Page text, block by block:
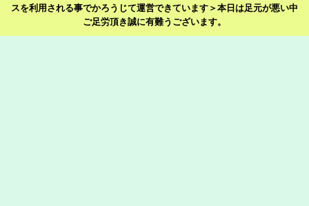
スを利用される事でかろうじて運営できています＞本日は足元が悪い中
ご足労頂き誠に有難うございます。